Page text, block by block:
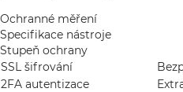
Ochranné měření
Specifikace nástroje
Stupeň ochrany
SSL šifrování
2FA autentizace